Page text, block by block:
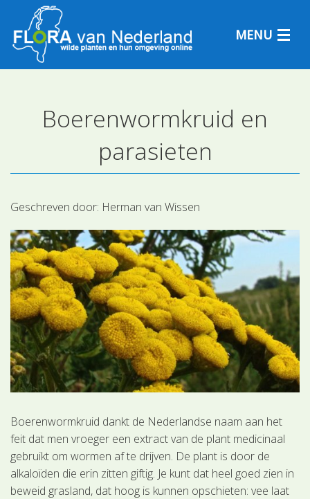
MENU
Plantensoorten
Plantengemeenschappen
Determineren
Boerenwormkruid en
parasieten
Geschreven door: Herman van Wissen
Boerenwormkruid dankt de Nederlandse naam aan het
feit dat men vroeger een extract van de plant medicinaal
gebruikt om wormen af te drijven. De plant is door de
alkaloïden die erin zitten giftig. Je kunt dat heel goed zien in
beweid grasland, dat hoog is kunnen opschieten: vee laat